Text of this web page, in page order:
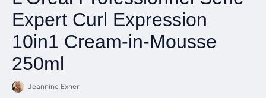
Expert Curl Expression
10in1 Cream-in-Mousse
250ml
Jeannine Exner